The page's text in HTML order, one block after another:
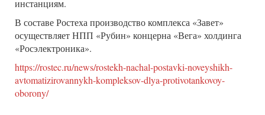
инстанциям.
В составе Ростеха производство комплекса «Завет»
осуществляет НПП «Рубин» концерна «Вега» холдинга
«Росэлектроника».
https://rostec.ru/news/rostekh-nachal-postavki-noveyshikh-
avtomatizirovannykh-kompleksov-dlya-protivotankovoy-
oborony/